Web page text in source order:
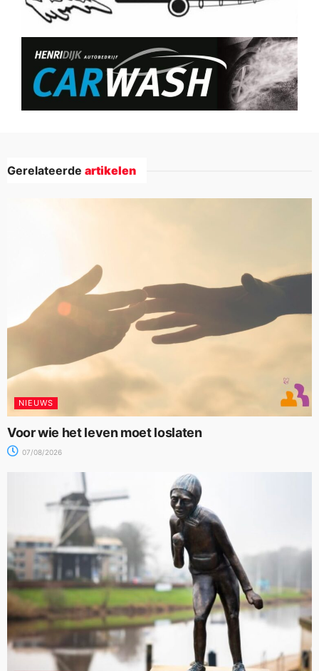
Gerelateerde artikelen
NIEUWS
Voor wie het leven moet loslaten
07/08/2026